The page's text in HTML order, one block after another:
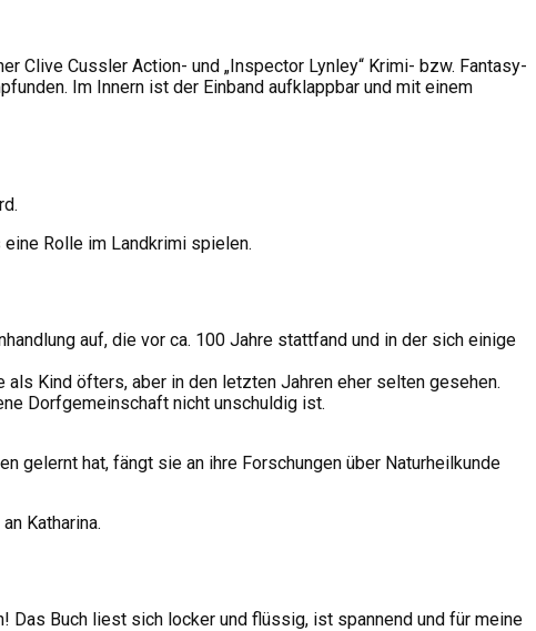
Clive Cussler Action- und „Inspector Lynley“ Krimi- bzw. Fantasy-
Im Innern ist der Einband aufklappbar und mit einem
Rolle im Landkrimi spielen.
auf, die vor ca. 100 Jahre stattfand und in der sich einige
als Kind öfters, aber in den letzten Jahren eher selten gesehen.
Dorfgemeinschaft nicht unschuldig ist.
gelernt hat, fängt sie an ihre Forschungen über Naturheilkunde
Katharina.
Das Buch liest sich locker und flüssig, ist spannend und für meine